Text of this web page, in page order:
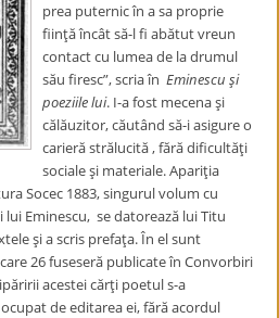
prea puternic în a sa proprie
fiinţă încât să-l fi abătut vreun
contact cu lumea de la drumul
său firesc”, scria înEminescu şi
poeziile lui. I-a fost mecena şi
călăuzitor, căutând să-i asigure o
carieră strălucită , fără dificultăţi
sociale şi materiale. Apariţia
Socec 1883, singurul volum cu
Eminescu, se datorează lui Titu
şi a scris prefaţa. În el sunt
26 fuseseră publicate în Convorbiri
acestei cărţi poetul s-a
de editarea ei, fără acordul